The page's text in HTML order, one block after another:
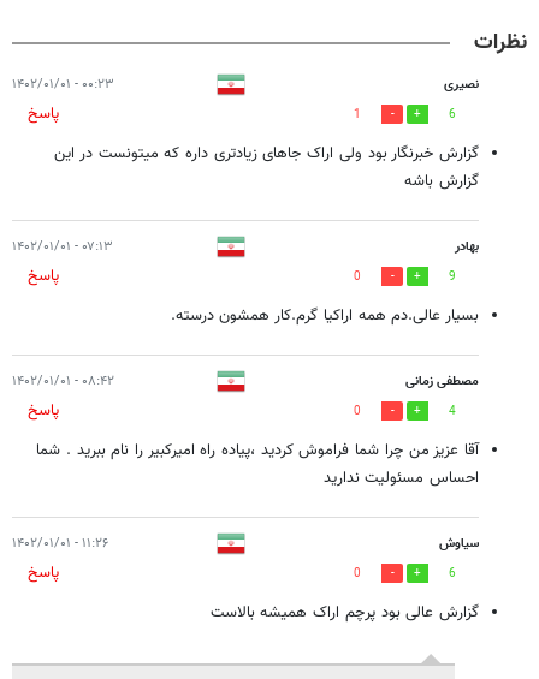
نظرات
نصیری ۰۰:۲۳ - ۱۴۰۲/۰۱/۰۱
6
1
پاسخ
گزارش خبرنگار بود ولی اراک جاهای زیادتری داره که میتونست در این
گزارش باشه
بهادر ۰۷:۱۳ - ۱۴۰۲/۰۱/۰۱
9
0
پاسخ
بسیار عالی.دم همه اراکیا گرم.کار همشون درسته.
مصطفی زمانی ۰۸:۴۲ - ۱۴۰۲/۰۱/۰۱
4
0
پاسخ
آقا عزیز من چرا شما فراموش کردید ،پیاده راه امیرکبیر را نام ببرید . شما
احساس مسئولیت ندارید
سیاوش ۱۱:۲۶ - ۱۴۰۲/۰۱/۰۱
6
0
پاسخ
گزارش عالی بود پرچم اراک همیشه بالاست